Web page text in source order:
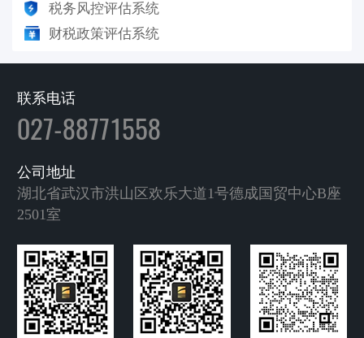
税务风控评估系统
财税政策评估系统
联系电话
027-88771558
公司地址
湖北省武汉市洪山区欢乐大道1号德成国贸中心B座
2501室